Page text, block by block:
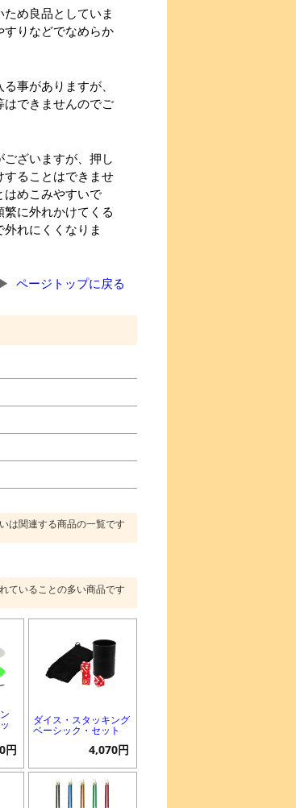
め良品としていま
りなどでなめらか
事がありますが、
はできませんのでご
ざいますが、押し
ることはできませ
はめこみやすいで
に外れかけてくる
れにくくなりま
ページトップに戻る
は関連する商品の一覧です
ていることの多い商品です
円
ダイス・スタッキング
ベーシック・セット
4,070円